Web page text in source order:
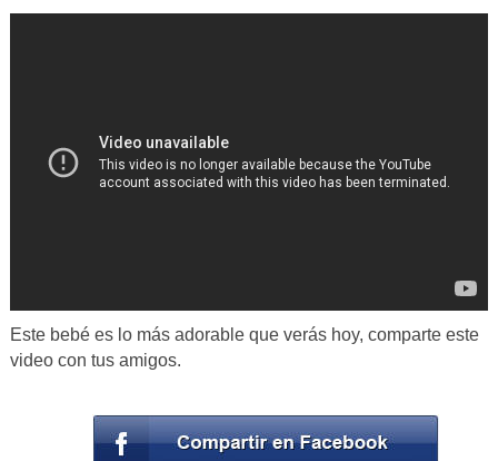
Este bebé es lo más adorable que verás hoy, comparte este
video con tus amigos.